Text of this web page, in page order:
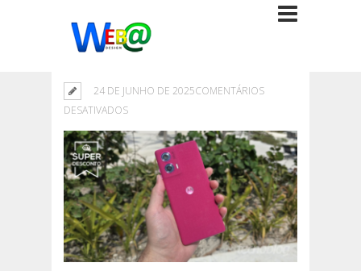
24 DE JUNHO DE 2025COMENTÁRIOS
DESATIVADOSEM